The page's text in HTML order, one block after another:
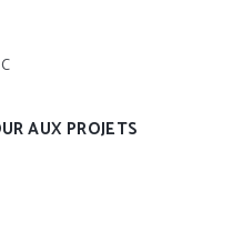
AUX PROJETS